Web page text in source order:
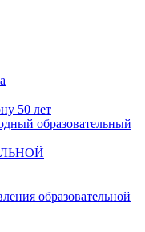
50 лет
образовательный
образовательной